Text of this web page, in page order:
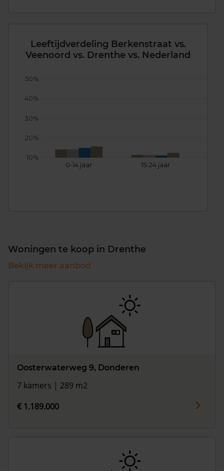
Leeftijdverdeling Berkenstraat vs.
Veenoord vs. Drenthe vs. Nederland
0-14 jaar 15-24 jaar
10%
20%
30%
40%
50%
Woningen te koop in Drenthe
Bekijk meer aanbod
Oosterwaterweg 9, Donderen
7 kamers | 289 m2
€ 1.189.000